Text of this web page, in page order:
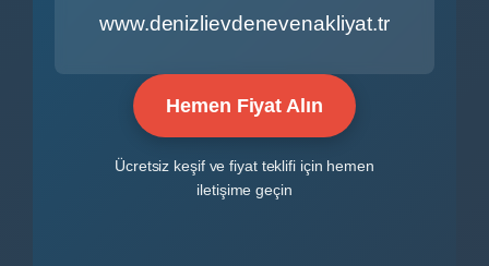
www.denizlievdenevenakliyat.tr
Hemen Fiyat Alın
Ücretsiz keşif ve fiyat teklifi için hemen
iletişime geçin